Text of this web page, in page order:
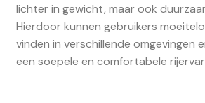
lichter in gewicht, maar ook
Hierdoor kunnen gebruikers
vinden in verschillende omgevingen
een soepele en comfortabele